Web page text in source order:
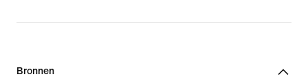
Bronnen